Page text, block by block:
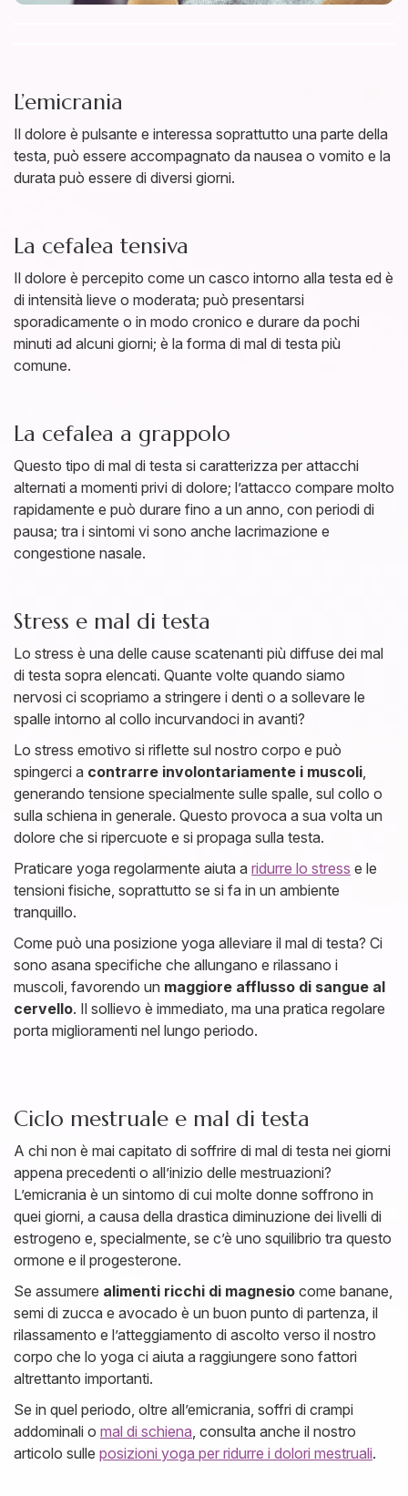
L’emicrania
Il dolore è pulsante e interessa soprattutto una parte della
testa, può essere accompagnato da nausea o vomito e la
durata può essere di diversi giorni.
La cefalea tensiva
Il dolore è percepito come un casco intorno alla testa ed è
di intensità lieve o moderata; può presentarsi
sporadicamente o in modo cronico e durare da pochi
minuti ad alcuni giorni; è la forma di mal di testa più
comune.
La cefalea a grappolo
Questo tipo di mal di testa si caratterizza per attacchi
alternati a momenti privi di dolore; l’attacco compare molto
rapidamente e può durare fino a un anno, con periodi di
pausa; tra i sintomi vi sono anche lacrimazione e
congestione nasale.
Stress e mal di testa
Lo stress è una delle cause scatenanti più diffuse dei mal
di testa sopra elencati. Quante volte quando siamo
nervosi ci scopriamo a stringere i denti o a sollevare le
spalle intorno al collo incurvandoci in avanti?
Lo stress emotivo si riflette sul nostro corpo e può
spingerci a contrarre involontariamente i muscoli,
generando tensione specialmente sulle spalle, sul collo o
sulla schiena in generale. Questo provoca a sua volta un
dolore che si ripercuote e si propaga sulla testa.
Praticare yoga regolarmente aiuta a ridurre lo stress e le
tensioni fisiche, soprattutto se si fa in un ambiente
tranquillo.
Come può una posizione yoga alleviare il mal di testa? Ci
sono asana specifiche che allungano e rilassano i
muscoli, favorendo un maggiore afflusso di sangue al
cervello. Il sollievo è immediato, ma una pratica regolare
porta miglioramenti nel lungo periodo.
Ciclo mestruale e mal di testa
A chi non è mai capitato di soffrire di mal di testa nei giorni
appena precedenti o all’inizio delle mestruazioni?
L’emicrania è un sintomo di cui molte donne soffrono in
quei giorni, a causa della drastica diminuzione dei livelli di
estrogeno e, specialmente, se c’è uno squilibrio tra questo
ormone e il progesterone.
Se assumere alimenti ricchi di magnesio come banane,
semi di zucca e avocado è un buon punto di partenza, il
rilassamento e l’atteggiamento di ascolto verso il nostro
corpo che lo yoga ci aiuta a raggiungere sono fattori
altrettanto importanti.
Se in quel periodo, oltre all’emicrania, soffri di crampi
addominali o mal di schiena, consulta anche il nostro
articolo sulle posizioni yoga per ridurre i dolori mestruali.